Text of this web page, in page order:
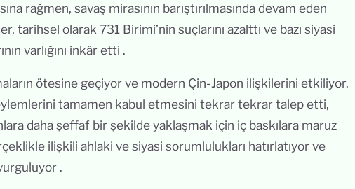
rağmen, savaş mirasının barıştırılmasında devam eden
tarihsel olarak 731 Birimi’nin suçlarını azalttı ve bazı siyasi
varlığını inkâr etti .
ötesine geçiyor ve modern Çin-Japon ilişkilerini etkiliyor.
eylemlerini tamamen kabul etmesini tekrar tekrar talep etti,
daha şeffaf bir şekilde yaklaşmak için iç baskılara maruz
ilişkili ahlaki ve siyasi sorumlulukları hatırlatıyor ve
.